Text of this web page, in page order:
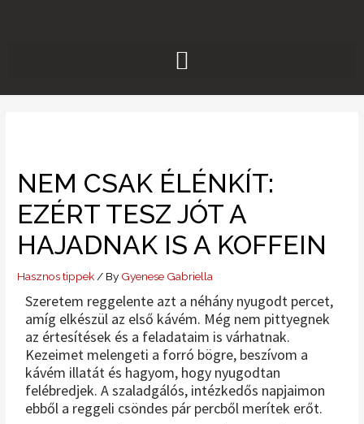
NEM CSAK ÉLÉNKÍT:
EZÉRT TESZ JÓT A
HAJADNAK IS A KOFFEIN
Hasznos tippek/ By Gyenese Gabriella
Szeretem reggelente azt a néhány nyugodt percet,
amíg elkészül az első kávém. Még nem pittyegnek
az értesítések és a feladataim is várhatnak.
Kezeimet melengeti a forró bögre, beszívom a
kávém illatát és hagyom, hogy nyugodtan
felébredjek. A szaladgálós, intézkedős napjaimon
ebből a reggeli csöndes pár percből merítek erőt.